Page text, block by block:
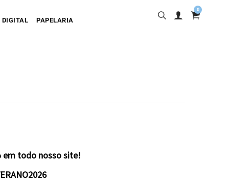
0
DIGITAL PAPELARIA
em todo nosso site!